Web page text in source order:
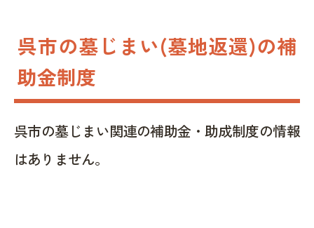
呉市の墓じまい(墓地返還)の補
助金制度
呉市の墓じまい関連の補助金・助成制度の情報
はありません。